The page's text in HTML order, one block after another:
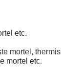
etc.
mortel,
mortel etc.